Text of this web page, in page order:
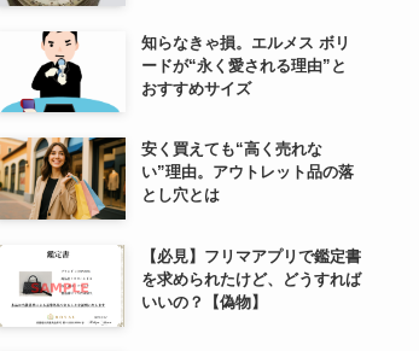
知らなきゃ損。エルメス ボリ
ードが“永く愛される理由”と
おすすめサイズ
安く買えても“高く売れな
い”理由。アウトレット品の落
とし穴とは
【必見】フリマアプリで鑑定書
を求められたけど、どうすれば
いいの？【偽物】